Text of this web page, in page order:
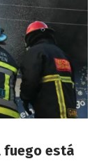
fuego está